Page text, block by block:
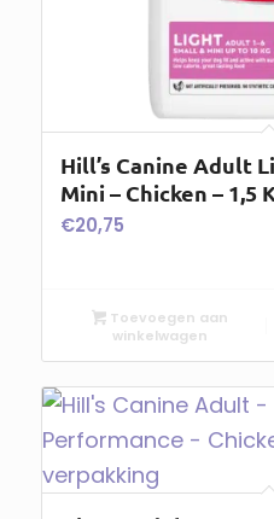
Hill’s Canine Adult
Mini – Chicken – 1,5
€20,75
Toevoegen aan
winkelwagen